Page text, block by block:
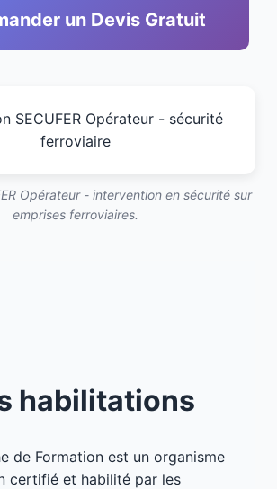
un Devis Gratuit
Opérateur - intervention en sécurité sur
emprises ferroviaires.
habilitations
de Formation est un organisme
certifié et habilité par les